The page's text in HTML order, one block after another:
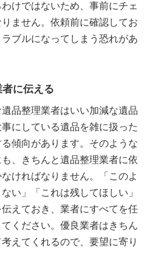
けではないため、事前にチェ
ません。依頼前に確認してお
ブルになってしまう恐れがあ
に伝える
品整理業者はいい加減な遺品
にしている遺品を雑に扱った
傾向があります。そのような
、きちんと遺品整理業者に依
ければなりません。「このよ
い」「これは残してほしい」
えておき、業者にすべてを任
ください。優良業者はきちん
えてくれるので、要望に寄り